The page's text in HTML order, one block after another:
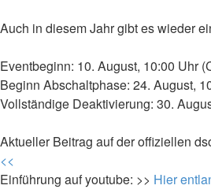
Auch in diesem Jahr gibt es wieder
Eventbeginn: 10. August, 10:00 Uhr
Beginn Abschaltphase: 24. August,
Vollständige Deaktivierung: 30.
Aktueller Beitrag auf der offiziellen
<<
Einführung auf youtube: >> Hier